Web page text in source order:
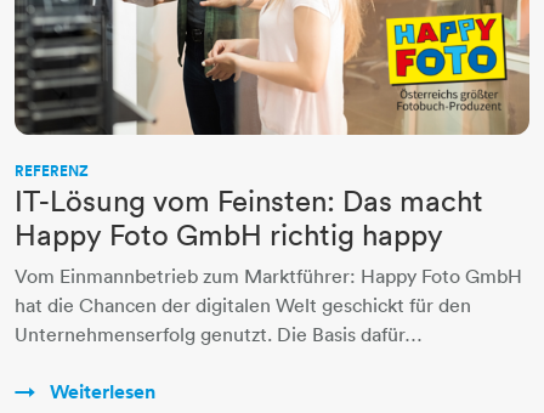
REFERENZ
IT-Lösung vom Feinsten: Das macht
Happy Foto GmbH richtig happy
Vom Einmannbetrieb zum Marktführer: Happy Foto GmbH
hat die Chancen der digitalen Welt geschickt für den
Unternehmenserfolg genutzt. Die Basis dafür…
Weiterlesen